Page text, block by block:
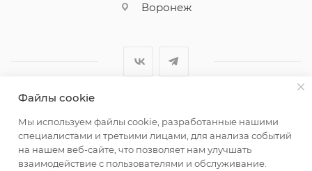
Воронеж
женщин
Файлы cookie
Мы используем файлы cookie, разработанные нашими
специалистами и третьими лицами, для анализа событий
на нашем веб-сайте, что позволяет нам улучшать
взаимодействие с пользователями и обслуживание.